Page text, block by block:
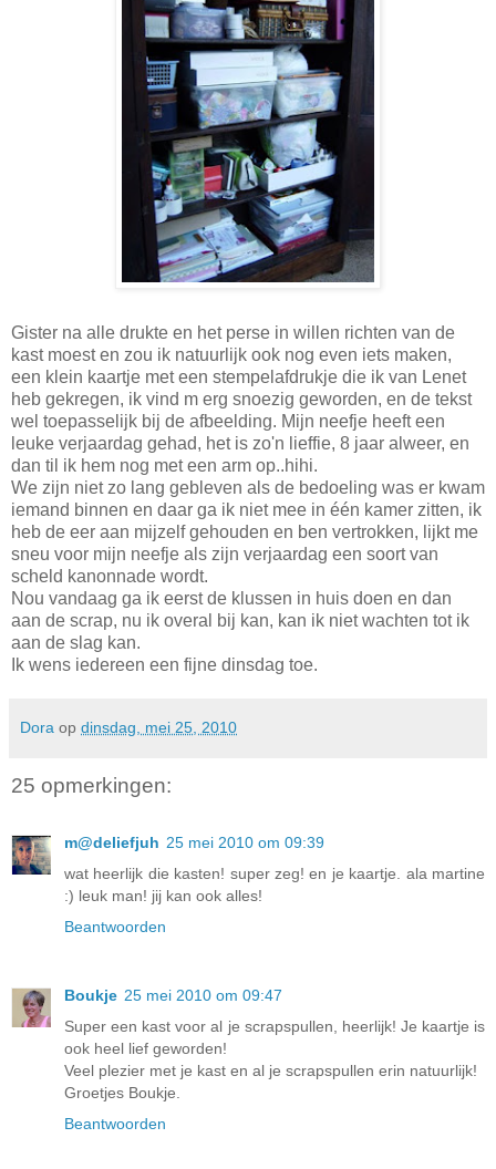
Gister na alle drukte en het perse in willen richten van de
kast moest en zou ik natuurlijk ook nog even iets maken,
een klein kaartje met een stempelafdrukje die ik van Lenet
heb gekregen, ik vind m erg snoezig geworden, en de tekst
wel toepasselijk bij de afbeelding. Mijn neefje heeft een
leuke verjaardag gehad, het is zo'n lieffie, 8 jaar alweer, en
dan til ik hem nog met een arm op..hihi.
We zijn niet zo lang gebleven als de bedoeling was er kwam
iemand binnen en daar ga ik niet mee in één kamer zitten, ik
heb de eer aan mijzelf gehouden en ben vertrokken, lijkt me
sneu voor mijn neefje als zijn verjaardag een soort van
scheld kanonnade wordt.
Nou vandaag ga ik eerst de klussen in huis doen en dan
aan de scrap, nu ik overal bij kan, kan ik niet wachten tot ik
aan de slag kan.
Ik wens iedereen een fijne dinsdag toe.
Dora op dinsdag, mei 25, 2010
25 opmerkingen:
m@deliefjuh 25 mei 2010 om 09:39
wat heerlijk die kasten! super zeg! en je kaartje. ala martine
:) leuk man! jij kan ook alles!
Beantwoorden
Boukje 25 mei 2010 om 09:47
Super een kast voor al je scrapspullen, heerlijk! Je kaartje is
ook heel lief geworden!
Veel plezier met je kast en al je scrapspullen erin natuurlijk!
Groetjes Boukje.
Beantwoorden